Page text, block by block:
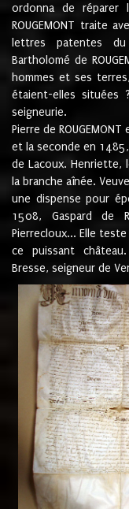
ordonna de réparer
ROUGEMONT traite
lettres patentes du
Bartholomé de
hommes et ses
étaient-elles
seigneurie.
Pierre de
et la seconde en 1485,
de Lacoux. Henriette,
la branche aînée.
une dispense pour
1508, Gaspard de
Pierrecloux... Elle
ce puissant
Bresse, seigneur de